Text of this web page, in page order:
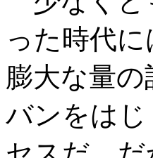
った時代
膨大な量
バンをは